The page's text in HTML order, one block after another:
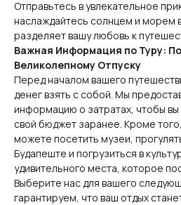
Отправьтесь в увлекательное
наслаждайтесь солнцем и морем
разделяет вашу любовь к
Важная Информация по Туру:
Великолепному Отпуску
Перед началом вашего
денег взять с собой. Мы
информацию о затратах, чтобы вы
свой бюджет заранее. Кроме
можете посетить музеи,
Будапеште и погрузиться в
удивительного места, которое
Выберите нас для вашего
гарантируем, что ваш отдых